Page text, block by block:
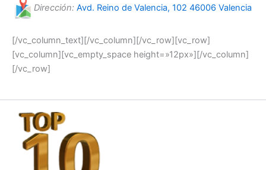
Dirección: Avd. Reino de Valencia, 102 46006 Valencia
[/vc_column_text][/vc_column][/vc_row][vc_row]
[vc_column][vc_empty_space height=»12px»][/vc_column]
[/vc_row]